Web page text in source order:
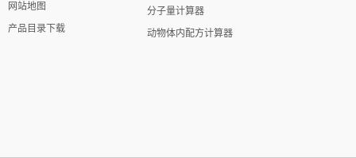
网站地图
产品目录下载
分子量计算器
动物体内配方计算器